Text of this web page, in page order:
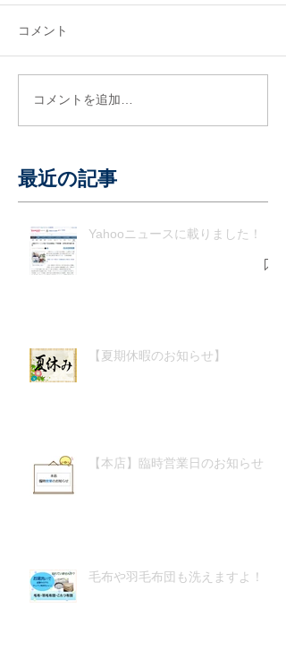
コメント
コメントを追加…
最近の記事
Yahooニュースに載りました！
【夏期休暇のお知らせ】
【本店】臨時営業日のお知らせ
毛布や羽毛布団も洗えますよ！